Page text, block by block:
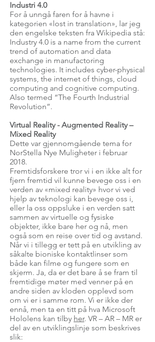
Industri 4.0
For å unngå faren for å havne i
kategorien «lost in translation», lar jeg
den engelske teksten fra Wikipedia stå:
Industry 4.0 is a name from the current
trend of automation and data
exchange in manufactoring
technologies. It includes cyber-physical
systems, the internet of things, cloud
computing and cognitive computing.
Also termed “The Fourth Industrial
Revolution”.
Virtual Reality - Augmented Reality –
Mixed Reality
Dette var gjennomgående tema for
NorStella Nye Muligheter i februar
2018.
Fremtidsforskere tror vi i en ikke alt for
fjern fremtid vil kunne bevege oss i en
verden av «mixed reality» hvor vi ved
hjelp av teknologi kan bevege oss i,
eller la oss oppsluke i en verden satt
sammen av virtuelle og fysiske
objekter, ikke bare her og nå, men
også som en reise over tid og avstand.
Når vi i tillegg er tett på en utvikling av
såkalte bioniske kontaktlinser som
både kan filme og fungere som en
skjerm. Ja, da er det bare å se fram til
fremtidige møter med venner på en
andre siden av kloden opplevd som
om vi er i samme rom. Vi er ikke der
ennå, men ta en titt på hva Microsoft
Hololens kan tilby her. VR – AR – MR er
del av en utviklingslinje som beskrives
slik: